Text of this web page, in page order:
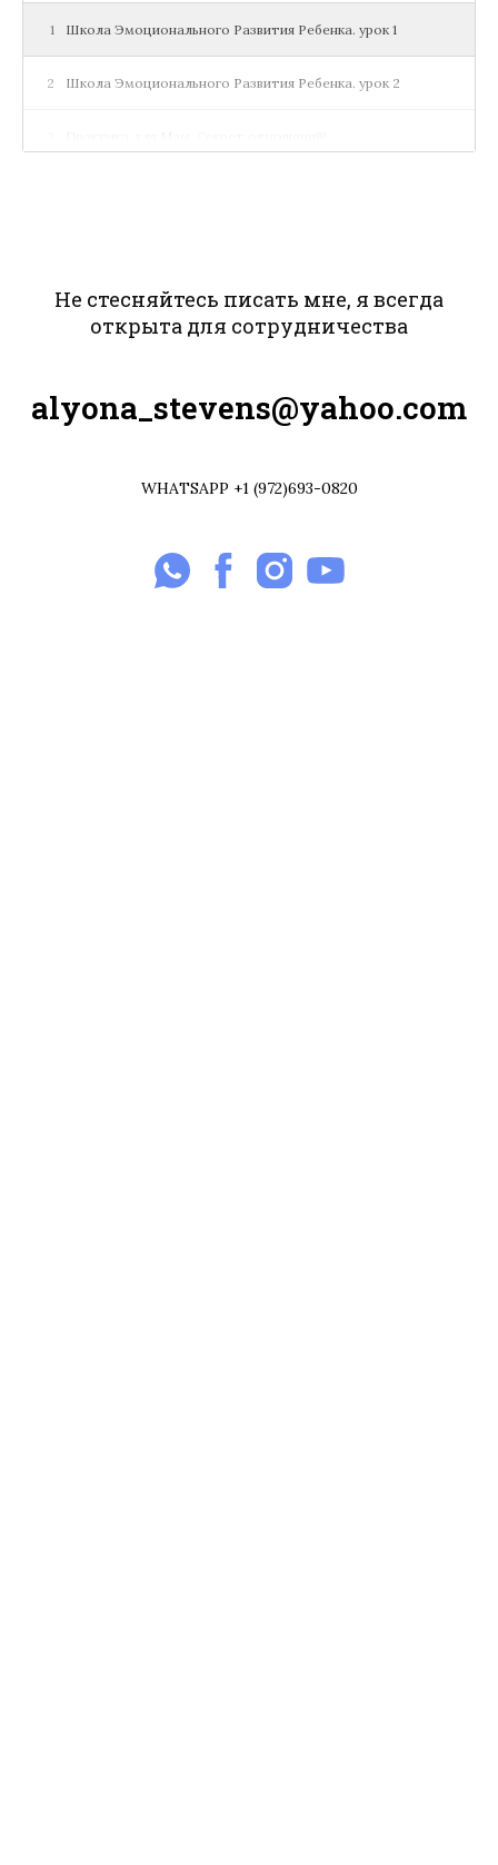
1 Школа Эмоционального Развития Ребенка. урок 1
2 Школа Эмоционального Развития Ребенка. урок 2
Не стесняйтесь писать мне, я всегда
открыта для сотрудничества
alyona_stevens@yahoo.com
WHATSAPP +1 (972)693-0820